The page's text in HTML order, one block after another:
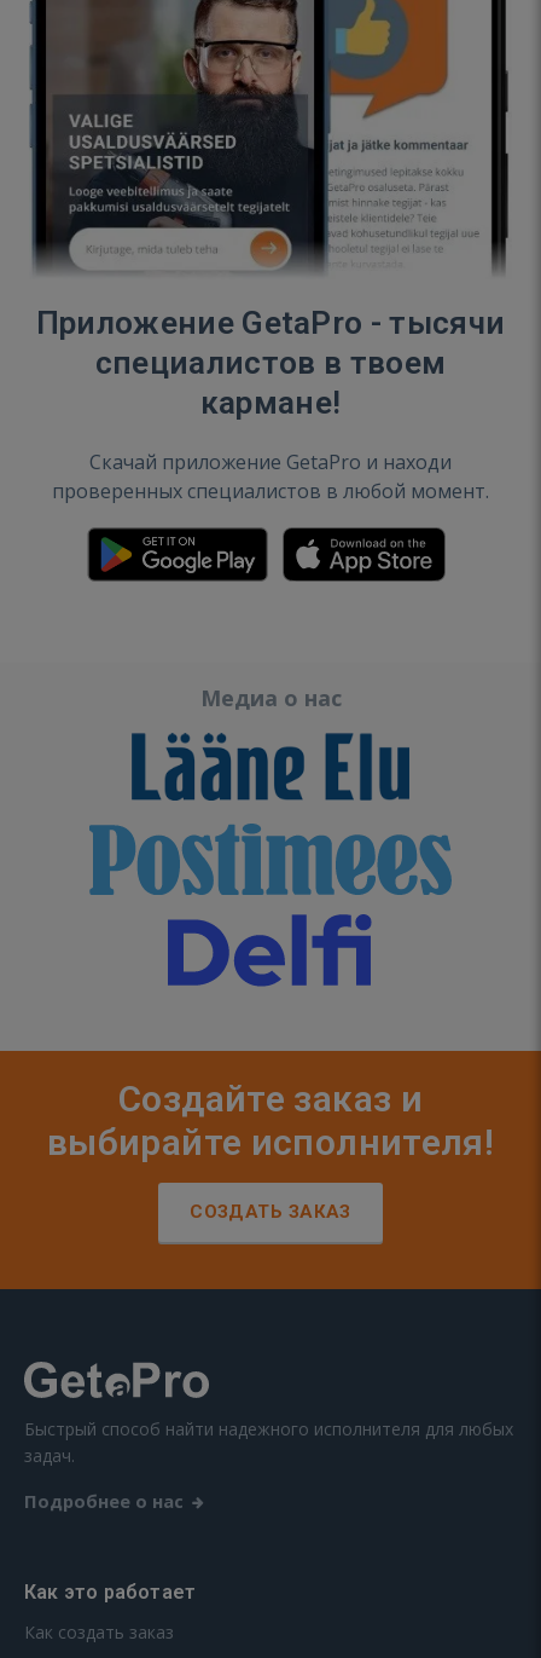
Приложение GetaPro - тысячи
специалистов в твоем
кармане!
Скачай приложение GetaPro и находи
проверенных специалистов в любой момент.
Медиа о нас
Создайте заказ и
выбирайте исполнителя!
СОЗДАТЬ ЗАКАЗ
Быстрый способ найти надежного исполнителя для любых
задач.
Подробнее о нас
Как это работает
Как создать заказ